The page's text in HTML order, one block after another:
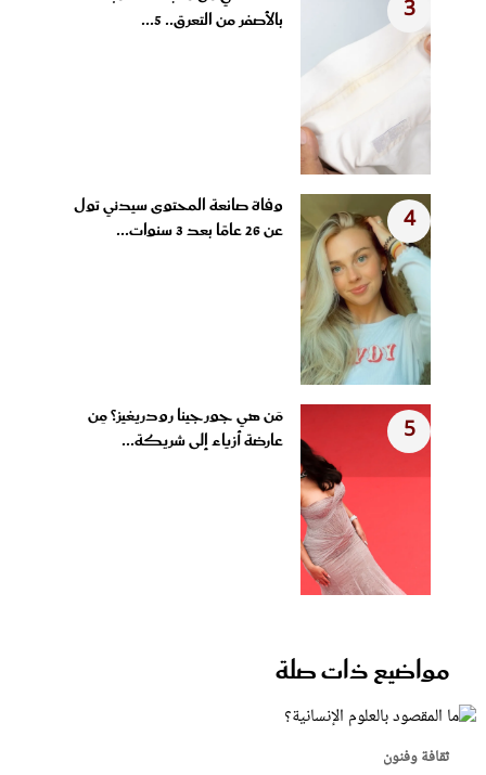
3
بالأصفر من التعرق.. 5...
4
وفاة صانعة المحتوى سيدني تول
عن 26 عامًا بعد 3 سنوات...
5
مَن هي جورجينا رودريغيز؟ مِن
عارضة أزياء إلى شريكة...
مواضيع ذات صلة
ثقافة وفنون